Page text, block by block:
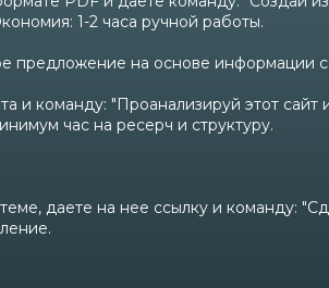
1-2 часа ручной работы.
предложение на основе информации с
и команду: "Проанализируй этот
час на ресерч и структуру.
даете на нее ссылку и команду: